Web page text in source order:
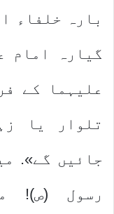
بارہ خلفاء
گیارہ امام
علیہما کے
تلوار یا
جائیں گے».
رسول (ص)!